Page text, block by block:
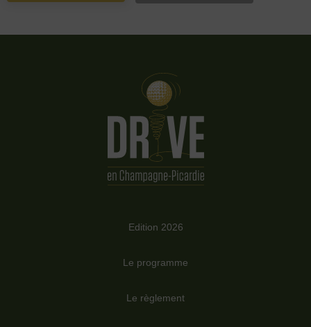
Edition 2026
Le programme
Le règlement